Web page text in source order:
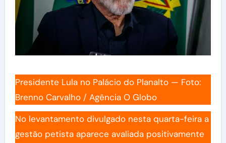
Presidente Lula no Palácio do Planalto — Foto:
Brenno Carvalho / Agência O Globo
No levantamento divulgado nesta quarta-feira a
gestão petista aparece avaliada positivamente